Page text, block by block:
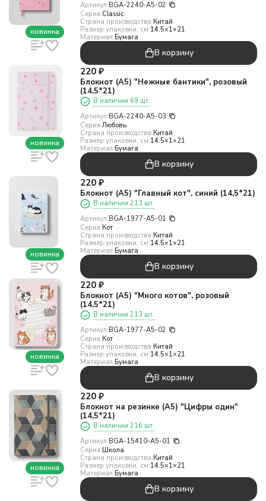
новинка
Артикул:BGA-2240-A5-02
Серия:Classic
Страна производства:Китай
Размер упаковки, см:14.5×1×21
Материал:Бумага
В корзину
новинка
220 ₽
Блокнот (А5) "Нежные бантики", розовый
(14,5*21)
В наличии 69 шт.
Артикул:BGA-2240-A5-03
Серия:Любовь
Страна производства:Китай
Размер упаковки, см:14.5×1×21
Материал:Бумага
В корзину
новинка
220 ₽
Блокнот (А5) "Главный кот", синий (14,5*21)
В наличии 213 шт.
Артикул:BGA-1977-A5-01
Серия:Кот
Страна производства:Китай
Размер упаковки, см:14.5×1×21
Материал:Бумага
В корзину
новинка
220 ₽
Блокнот (А5) "Много котов", розовый
(14,5*21)
В наличии 213 шт.
Артикул:BGA-1977-A5-02
Серия:Кот
Страна производства:Китай
Размер упаковки, см:14.5×1×21
Материал:Бумага
В корзину
новинка
220 ₽
Блокнот на резинке (А5) "Цифры один"
(14,5*21)
В наличии 216 шт.
Артикул:BGA-15410-A5-01
Серия:Школа
Страна производства:Китай
Размер упаковки, см:14.5×1×21
Материал:Бумага
В корзину